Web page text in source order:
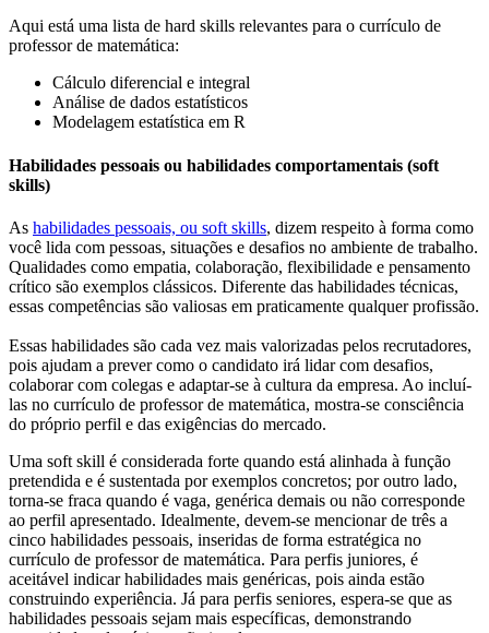
Aqui está uma lista de hard skills relevantes para o currículo de
professor de matemática:
Cálculo diferencial e integral
Análise de dados estatísticos
Modelagem estatística em R
Habilidades pessoais ou habilidades comportamentais (soft
skills)
As habilidades pessoais, ou soft skills, dizem respeito à forma como
você lida com pessoas, situações e desafios no ambiente de trabalho.
Qualidades como empatia, colaboração, flexibilidade e pensamento
crítico são exemplos clássicos. Diferente das habilidades técnicas,
essas competências são valiosas em praticamente qualquer profissão.
Essas habilidades são cada vez mais valorizadas pelos recrutadores,
pois ajudam a prever como o candidato irá lidar com desafios,
colaborar com colegas e adaptar-se à cultura da empresa. Ao incluí-
las no currículo de professor de matemática, mostra-se consciência
do próprio perfil e das exigências do mercado.
Uma soft skill é considerada forte quando está alinhada à função
pretendida e é sustentada por exemplos concretos; por outro lado,
torna-se fraca quando é vaga, genérica demais ou não corresponde
ao perfil apresentado. Idealmente, devem-se mencionar de três a
cinco habilidades pessoais, inseridas de forma estratégica no
currículo de professor de matemática. Para perfis juniores, é
aceitável indicar habilidades mais genéricas, pois ainda estão
construindo experiência. Já para perfis seniores, espera-se que as
habilidades pessoais sejam mais específicas, demonstrando